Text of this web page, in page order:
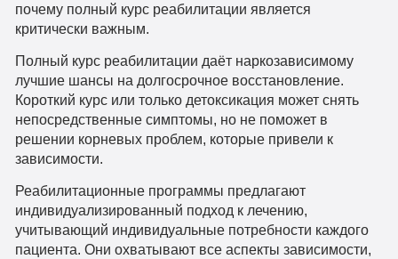
почему полный курс реабилитации является
критически важным.
Полный курс реабилитации даёт наркозависимому
лучшие шансы на долгосрочное восстановление.
Короткий курс или только детоксикация может снять
непосредственные симптомы, но не поможет в
решении корневых проблем, которые привели к
зависимости.
Реабилитационные программы предлагают
индивидуализированный подход к лечению,
учитывающий индивидуальные потребности каждого
пациента. Они охватывают все аспекты зависимости,